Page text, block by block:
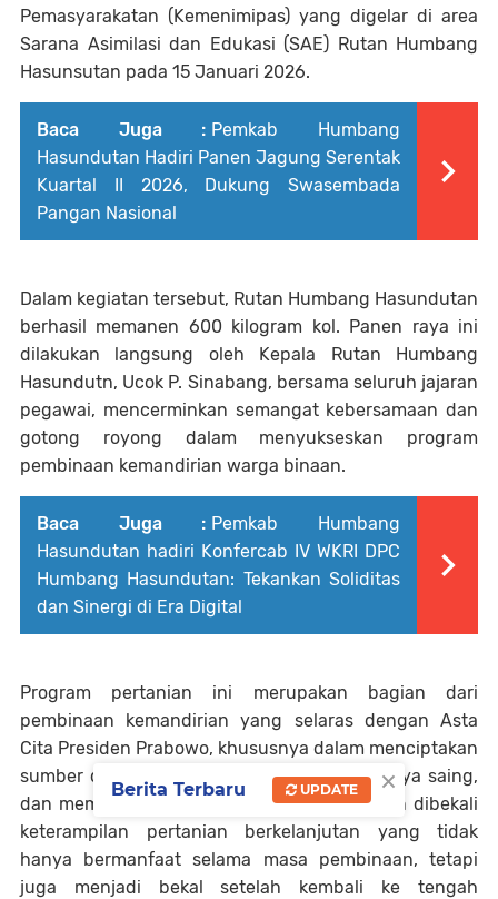
Pemasyarakatan (Kemenimipas) yang digelar di area
Sarana Asimilasi dan Edukasi (SAE) Rutan Humbang
Hasunsutan pada 15 Januari 2026.
Baca Juga : Pemkab Humbang
Hasundutan Hadiri Panen Jagung Serentak
Kuartal II 2026, Dukung Swasembada
Pangan Nasional
Dalam kegiatan tersebut, Rutan Humbang Hasundutan
berhasil memanen 600 kilogram kol. Panen raya ini
dilakukan langsung oleh Kepala Rutan Humbang
Hasundutn, Ucok P. Sinabang, bersama seluruh jajaran
pegawai, mencerminkan semangat kebersamaan dan
gotong royong dalam menyukseskan program
pembinaan kemandirian warga binaan.
Baca Juga : Pemkab Humbang
Hasundutan hadiri Konfercab IV WKRI DPC
Humbang Hasundutan: Tekankan Soliditas
dan Sinergi di Era Digital
Program pertanian ini merupakan bagian dari
pembinaan kemandirian yang selaras dengan Asta
Cita Presiden Prabowo, khususnya dalam menciptakan
sumber daya manusia yang produktif, berdaya saing,
dan memiliki kepedulian sosial. Warga binaan dibekali
keterampilan pertanian berkelanjutan yang tidak
hanya bermanfaat selama masa pembinaan, tetapi
juga menjadi bekal setelah kembali ke tengah
×
Berita Terbaru UPDATE